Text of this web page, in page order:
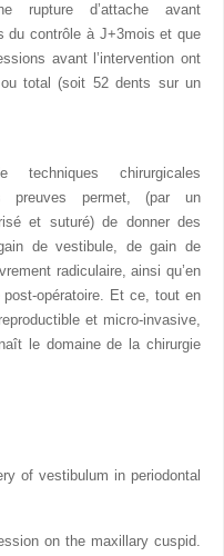
rupture d’attache avant
du contrôle à J+3mois et que
avant l’intervention ont
ou total (soit 52 dents sur un
techniques chirurgicales
preuves permet, (par un
et suturé) de donner des
de vestibule, de gain de
radiculaire, ainsi qu’en
opératoire. Et ce, tout en
et micro-invasive,
le domaine de la chirurgie
of vestibulum in periodontal
on the maxillary cuspid.